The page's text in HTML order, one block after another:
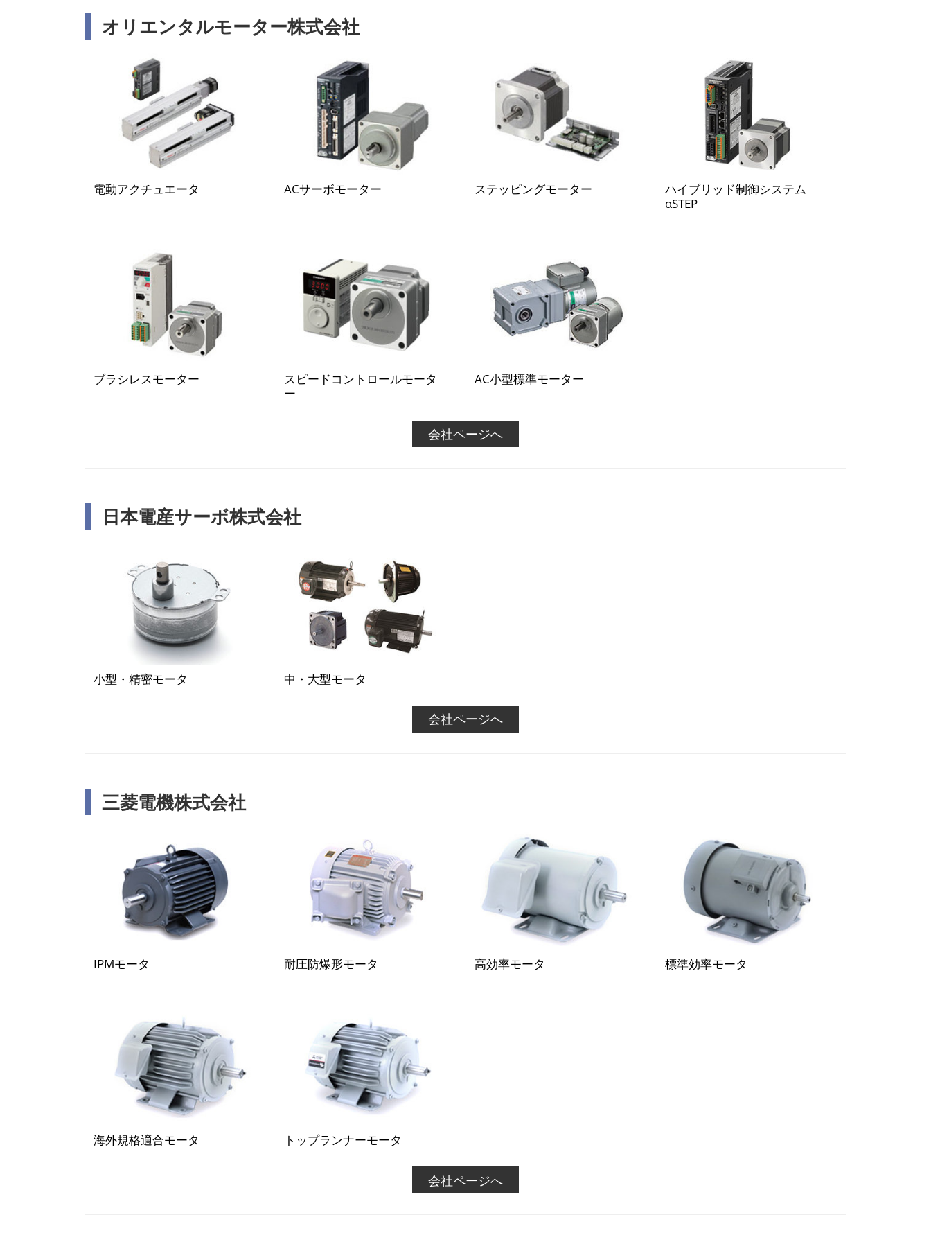
オリエンタルモーター株式会社
電動アクチュエータ ACサーボモーター ステッピングモーター
ハイブリッド制御システム
αSTEP
ブラシレスモーター
スピードコントロールモータ
ー
AC小型標準モーター
会社ページへ
日本電産サーボ株式会社
小型・精密モータ 中・大型モータ
会社ページへ
三菱電機株式会社
IPMモータ 耐圧防爆形モータ 高効率モータ 標準効率モータ
海外規格適合モータ トップランナーモータ
会社ページへ